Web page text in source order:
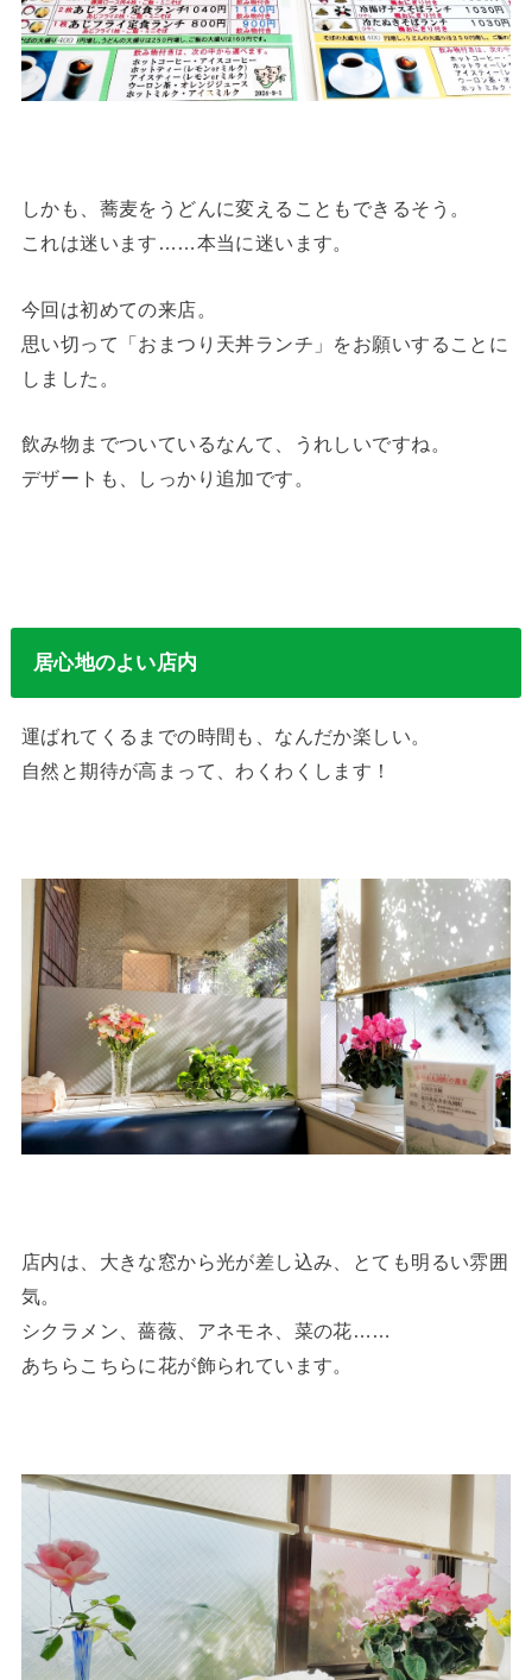
しかも、蕎麦をうどんに変えることもできるそう。
これは迷います……本当に迷います。
今回は初めての来店。
思い切って「おまつり天丼ランチ」をお願いすることに
しました。
飲み物までついているなんて、うれしいですね。
デザートも、しっかり追加です。
居心地のよい店内
運ばれてくるまでの時間も、なんだか楽しい。
自然と期待が高まって、わくわくします！
店内は、大きな窓から光が差し込み、とても明るい雰囲
気。
シクラメン、薔薇、アネモネ、菜の花……
あちらこちらに花が飾られています。